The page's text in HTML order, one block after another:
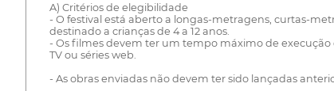
A) Critérios de elegibilidade
- O festival está aberto a longas-metragens, curtas-
destinado a crianças de 4 a 12 anos.
- Os filmes devem ter um tempo máximo de
TV ou séries web.
- As obras enviadas não devem ter sido lançadas